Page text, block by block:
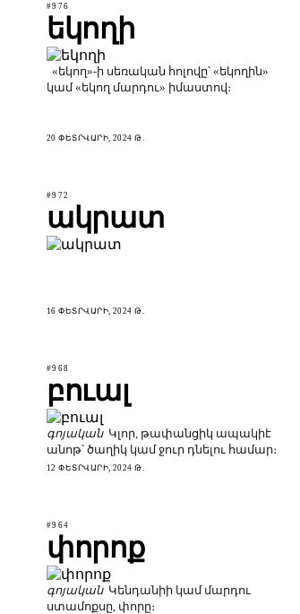
#976
եկողի
«եկող»-ի սեռական հոլովը՝ «եկողին»
կամ «եկող մարդու» իմաստով։
20 ՓԵՏՐՎԱՐԻ, 2024 Թ.
#972
ակրատ
16 ՓԵՏՐՎԱՐԻ, 2024 Թ.
#968
բուալ
գոյական Կլոր, թափանցիկ ապակիէ
անոթ՝ ծաղիկ կամ ջուր դնելու համար։
12 ՓԵՏՐՎԱՐԻ, 2024 Թ.
#964
փորոք
գոյական Կենդանիի կամ մարդու
ստամոքսը, փորը։